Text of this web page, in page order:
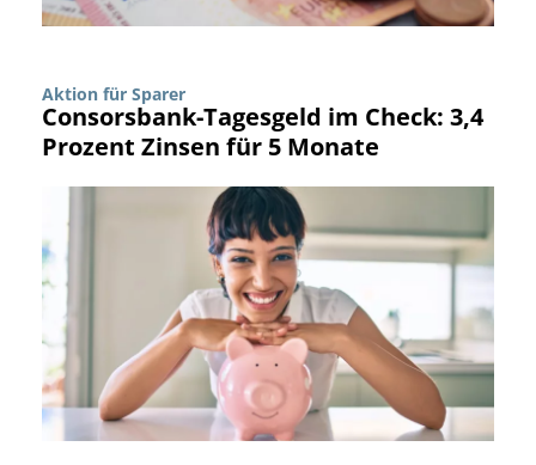
Aktion für Sparer
Consorsbank-Tagesgeld im Check: 3,4
Prozent Zinsen für 5 Monate